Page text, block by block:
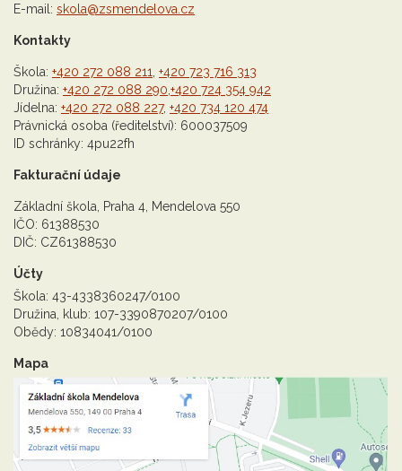
E-mail: skola@zsmendelova.cz
Kontakty
Škola: +420 272 088 211 +420 723 716 313
Družina: +420 272 088 290 +420 724 354 942
Jídelna: +420 272 088 227, +420 734 120 474
Právnická osoba (ředitelství): 600037509
ID schránky: 4pu22fh
Fakturační údaje
Základní škola, Praha 4, Mendelova 550
IČO: 61388530
DIČ: CZ61388530
Účty
Škola: 43-4338360247/0100
Družina, klub: 107-3390870207/0100
Obědy: 10834041/0100
Mapa